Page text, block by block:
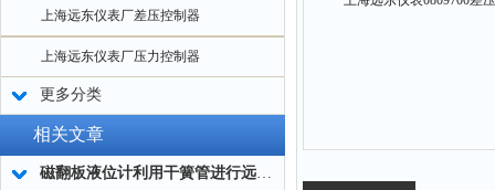
上海远东仪表厂差压控制器
上海远东仪表厂压力控制器
更多分类
相关文章
磁翻板液位计利用干簧管进行远传的原理及选择要点